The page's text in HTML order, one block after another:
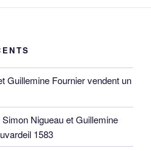
Guillemine Fournier vendent un
Simon Nigueau et Guillemine
1583